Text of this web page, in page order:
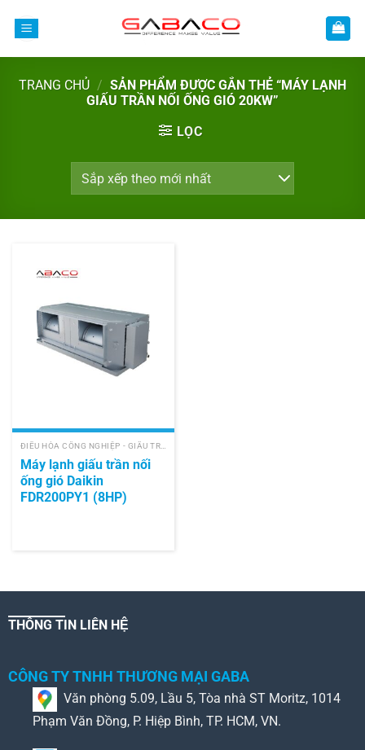
TRANG CHỦ / SẢN PHẨM ĐƯỢC GẮN THẺ “MÁY LẠNH
GIẤU TRẦN NỐI ỐNG GIÓ 20KW”
LỌC
ĐIỀU HÒA CÔNG NGHIỆP - GIẤU TRẦN NỐI ỐNG GIÓ
Máy lạnh giấu trần nối
ống gió Daikin
FDR200PY1 (8HP)
THÔNG TIN LIÊN HỆ
CÔNG TY TNHH THƯƠNG MẠI GABA
Văn phòng 5.09, Lầu 5, Tòa nhà ST Moritz, 1014
Phạm Văn Đồng, P. Hiệp Bình, TP. HCM, VN.